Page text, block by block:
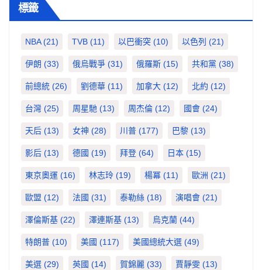
標籤
NBA(21) TVB (11) 以巴衝突 (10) 以色列 (21)
伊朗 (33) 俄烏戰爭 (31) 俄羅斯 (15) 共和黨 (38)
前總統 (26) 劉德華 (11) 加拿大 (12) 北約 (12)
台灣 (25) 周星馳 (13) 周杰倫 (12) 國會 (24)
天后 (13) 女神 (28) 川普 (177) 巴黎 (13)
影后 (13) 德國 (19) 拜登 (64) 日本 (15)
東京奧運 (16) 林志玲 (19) 楊冪 (11) 歐洲 (21)
歐盟 (12) 法國 (31) 泰勒絲 (18) 演唱會 (21)
澤倫斯基 (22) 澤連斯基 (13) 烏克蘭 (44)
特朗普 (10) 美國 (117) 美國總統大選 (49)
美選 (29) 英國 (14) 賀錦麗 (33) 賈靜雯 (13)